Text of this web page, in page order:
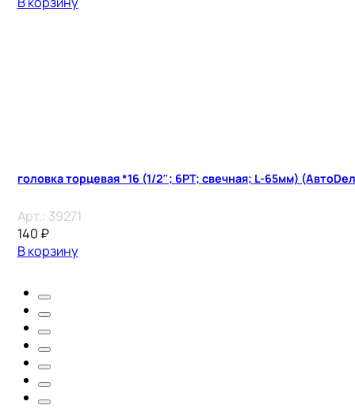
головка торцевая *16 (1/2″; 6PT; свечная; L-65мм)
Арт.: 39271
140 ₽
В корзину